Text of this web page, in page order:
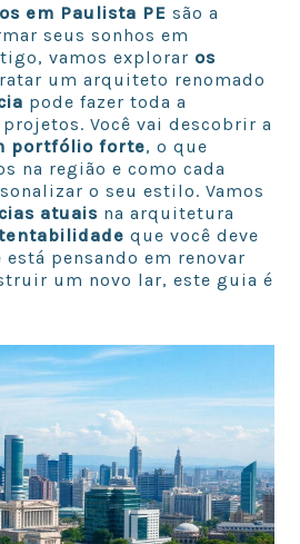
em Paulista PE são a
seus sonhos em
vamos explorar os
um arquiteto renomado
pode fazer toda a
Você vai descobrir a
portfólio forte, o que
na região e como cada
o seu estilo. Vamos
atuais na arquitetura
que você deve
está pensando em renovar
um novo lar, este guia é